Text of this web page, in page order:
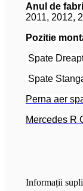
Anul de
2011, 2012,
Pozitie
Spate
Spate
Perna aer
Mercedes R
Informații